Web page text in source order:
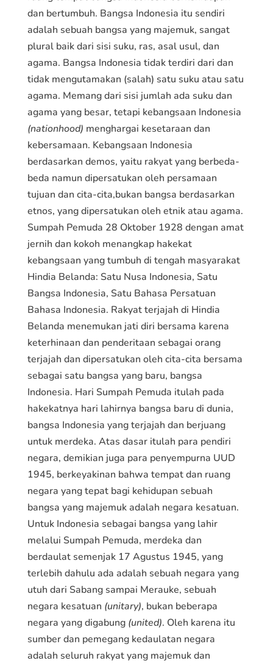
dan bertumbuh. Bangsa Indonesia itu sendiri
adalah sebuah bangsa yang majemuk, sangat
plural baik dari sisi suku, ras, asal usul, dan
agama. Bangsa Indonesia tidak terdiri dari dan
tidak mengutamakan (salah) satu suku atau satu
agama. Memang dari sisi jumlah ada suku dan
agama yang besar, tetapi kebangsaan Indonesia
(nationhood) menghargai kesetaraan dan
kebersamaan. Kebangsaan Indonesia
berdasarkan demos, yaitu rakyat yang berbeda-
beda namun dipersatukan oleh persamaan
tujuan dan cita-cita,bukan bangsa berdasarkan
etnos, yang dipersatukan oleh etnik atau agama.
Sumpah Pemuda 28 Oktober 1928 dengan amat
jernih dan kokoh menangkap hakekat
kebangsaan yang tumbuh di tengah masyarakat
Hindia Belanda: Satu Nusa Indonesia, Satu
Bangsa Indonesia, Satu Bahasa Persatuan
Bahasa Indonesia. Rakyat terjajah di Hindia
Belanda menemukan jati diri bersama karena
keterhinaan dan penderitaan sebagai orang
terjajah dan dipersatukan oleh cita-cita bersama
sebagai satu bangsa yang baru, bangsa
Indonesia. Hari Sumpah Pemuda itulah pada
hakekatnya hari lahirnya bangsa baru di dunia,
bangsa Indonesia yang terjajah dan berjuang
untuk merdeka. Atas dasar itulah para pendiri
negara, demikian juga para penyempurna UUD
1945, berkeyakinan bahwa tempat dan ruang
negara yang tepat bagi kehidupan sebuah
bangsa yang majemuk adalah negara kesatuan.
Untuk Indonesia sebagai bangsa yang lahir
melalui Sumpah Pemuda, merdeka dan
berdaulat semenjak 17 Agustus 1945, yang
terlebih dahulu ada adalah sebuah negara yang
utuh dari Sabang sampai Merauke, sebuah
negara kesatuan (unitary), bukan beberapa
negara yang digabung (united). Oleh karena itu
sumber dan pemegang kedaulatan negara
adalah seluruh rakyat yang majemuk dan